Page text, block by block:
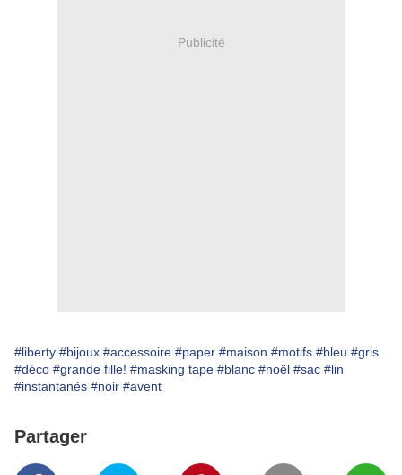
Publicité
#liberty #bijoux #accessoire #paper #maison #motifs #bleu #gris
#déco #grande fille! #masking tape #blanc #noël #sac #lin
#instantanés #noir #avent
Partager